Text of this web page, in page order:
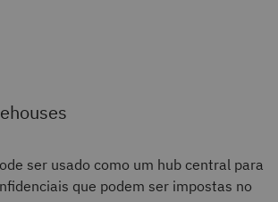
ser usado como um hub central para
que podem ser impostas no